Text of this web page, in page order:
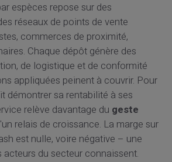
espèces repose sur des
réseaux de points de vente
commerces de proximité,
Chaque dépôt génère des
de logistique et de conformité
appliquées peinent à couvrir. Pour
démontrer sa rentabilité à ses
relève davantage du geste
relais de croissance. La marge sur
est nulle, voire négative – une
acteurs du secteur connaissent.